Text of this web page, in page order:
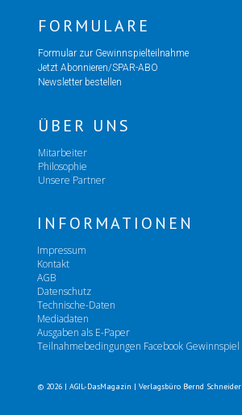
FORMULARE
Formular zur Gewinnspielteilnahme
Jetzt Abonnieren/SPAR-ABO
Newsletter bestellen
ÜBER UNS
Mitarbeiter
Philosophie
Unsere Partner
INFORMATIONEN
Impressum
Kontakt
AGB
Datenschutz
Technische-Daten
Mediadaten
Ausgaben als E-Paper
Teilnahmebedingungen Facebook Gewinnspiel
© 2026 | AGIL-DasMagazin | Verlagsbüro Bernd Schneider